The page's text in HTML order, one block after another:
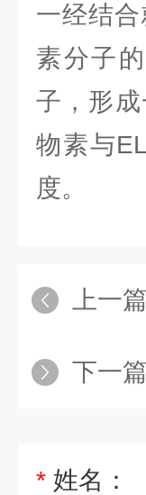
一经结
素分子
子，形
物素与
度。
上一
下一篇
* 姓名：